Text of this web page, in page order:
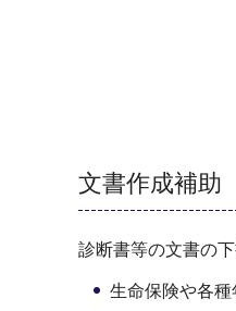
文書作成補助
診断書等の文書の
生命保険や各